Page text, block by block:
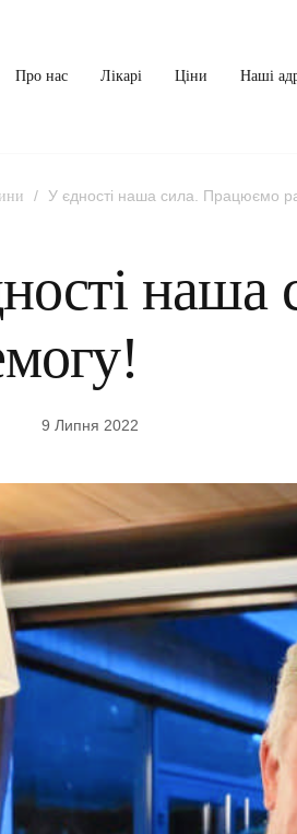
Про нас Лікарі Ціни Наші
/ У єдності наша сила. Працюємо
наша
9 Липня 2022